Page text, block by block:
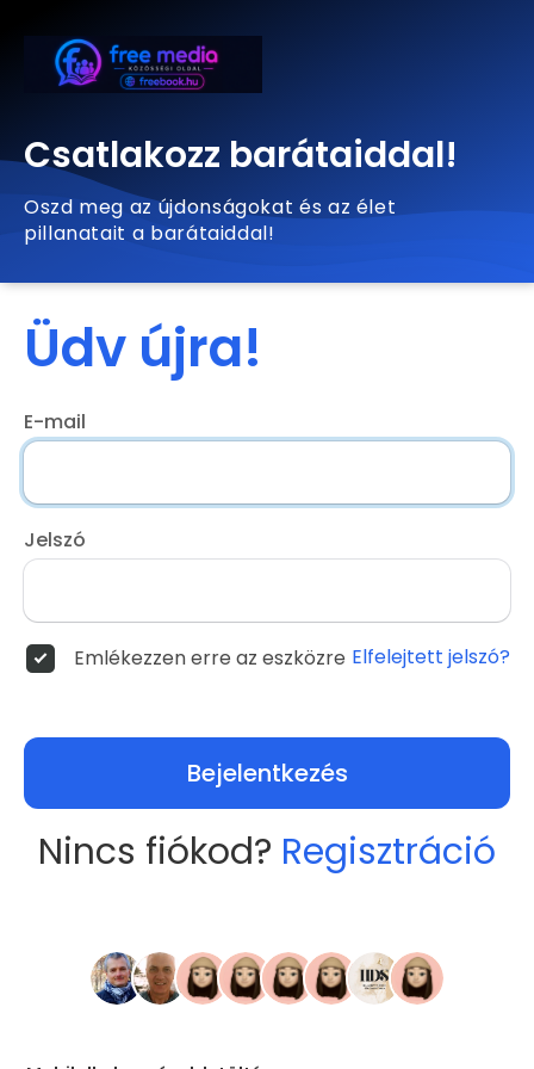
Csatlakozz barátaiddal!
Oszd meg az újdonságokat és az élet
pillanatait a barátaiddal!
Üdv újra!
E-mail
Jelszó
Emlékezzen erre az eszközre Elfelejtett jelszó?
Bejelentkezés
Nincs fiókod? Regisztráció